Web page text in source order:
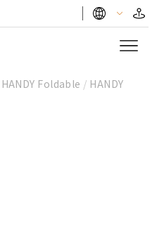
HANDY Foldable / HANDY